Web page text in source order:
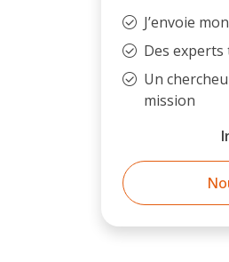
J’envoie
Des
Un
mission